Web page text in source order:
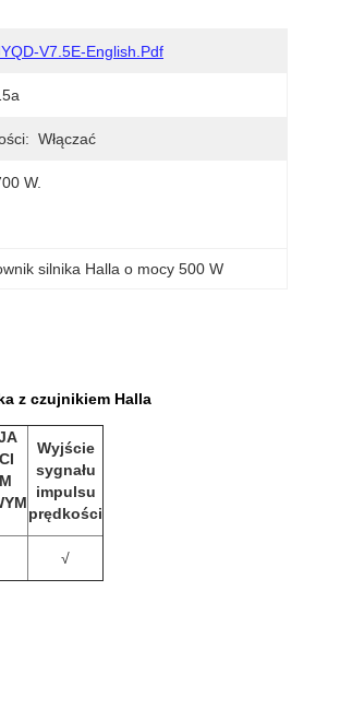
V7.5E-English.pdf
Włączać
W.
silnika Halla o mocy 500 W
z czujnikiem Halla
Wyjście
sygnału
impulsu
prędkości
√